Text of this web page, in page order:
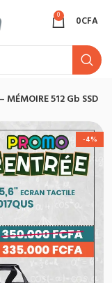
0 0CFA
512 Gb SSD
-4%